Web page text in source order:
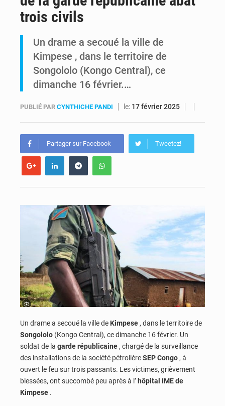
trois civils
Un drame a secoué la ville de
Kimpese , dans le territoire de
Songololo (Kongo Central), ce
dimanche 16 février.…
PUBLIÉ PAR CYNTHICHE PANDI le: 17 février 2025
Partager sur Facebook Tweetez!
Un drame a secoué la ville de Kimpese , dans le territoire de
Songololo (Kongo Central), ce dimanche 16 février. Un
soldat de la garde républicaine , chargé de la surveillance
des installations de la société pétrolièreSEP Congo , à
ouvert le feu sur trois passants. Les victimes, grièvement
blessées, ont succombé peu après à l’ hôpital IME de
Kimpese .